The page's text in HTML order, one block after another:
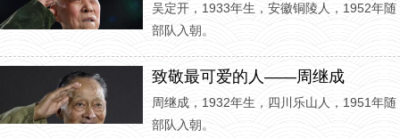
吴定开，1933年生，安徽铜陵人，1952年随
部队入朝。
致敬最可爱的人——周继成
周继成，1932年生，四川乐山人，1951年随
部队入朝。